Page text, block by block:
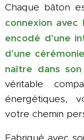
Chaque bâton
connexion avec
encodé d'une
d'une
naître dans
véritable
énergétiques,
votre chemin